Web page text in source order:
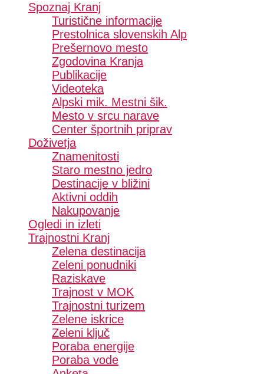
Spoznaj Kranj
Turistične informacije
Prestolnica slovenskih Alp
Prešernovo mesto
Zgodovina Kranja
Publikacije
Videoteka
Alpski mik. Mestni šik.
Mesto v srcu narave
Center športnih priprav
Doživetja
Znamenitosti
Staro mestno jedro
Destinacije v bližini
Aktivni oddih
Nakupovanje
Ogledi in izleti
Trajnostni Kranj
Zelena destinacija
Zeleni ponudniki
Raziskave
Trajnost v MOK
Trajnostni turizem
Zelene iskrice
Zeleni ključ
Poraba energije
Poraba vode